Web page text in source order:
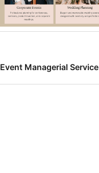
Event Managerial Service